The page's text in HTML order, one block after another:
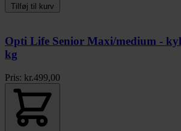
Tilføj til kurv
Opti Life Senior Maxi/medium -
kg
Pris: kr.499,00